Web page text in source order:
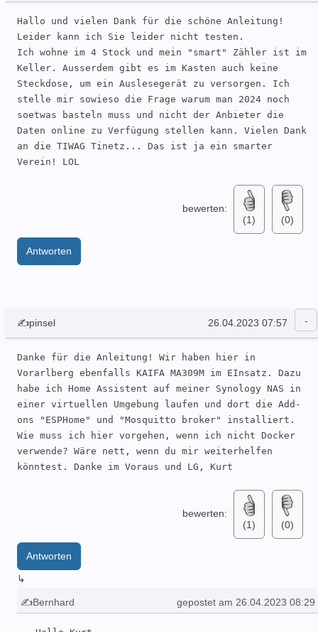
Hallo und vielen Dank für die schöne Anleitung!
Leider kann ich Sie leider nicht testen.
Ich wohne im 4 Stock und mein "smart" Zähler ist im
Keller. Ausserdem gibt es im Kasten auch keine
Steckdose, um ein Auslesegerät zu versorgen. Ich
stelle mir sowieso die Frage warum man 2024 noch
soetwas basteln muss und nicht der Anbieter die
Daten online zu Verfügung stellen kann. Vielen Dank
an die TIWAG Tinetz... Das ist ja ein smarter
Verein! LOL
bewerten:
(1)
(0)
Antworten
✍pinsel 26.04.2023 07:57
Danke für die Anleitung! Wir haben hier in
Vorarlberg ebenfalls KAIFA MA309M im EInsatz. Dazu
habe ich Home Assistent auf meiner Synology NAS in
einer virtuellen Umgebung laufen und dort die Add-
ons "ESPHome" und "Mosquitto broker" installiert.
Wie muss ich hier vorgehen, wenn ich nicht Docker
verwende? Wäre nett, wenn du mir weiterhelfen
könntest. Danke im Voraus und LG, Kurt
bewerten:
(1)
(0)
Antworten
↳
✍Bernhard gepostet am 26.04.2023 08:29